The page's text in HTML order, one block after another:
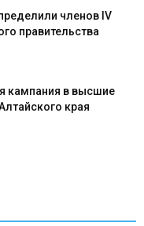
членов IV
правительства
кампания в высшие
края